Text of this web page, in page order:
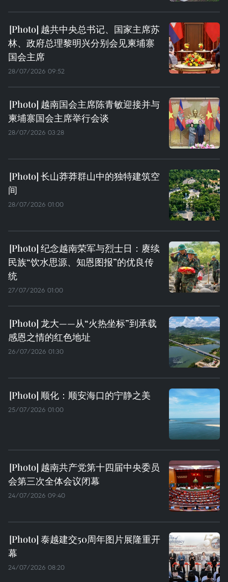
越共中央总书记、国家主席苏
林、政府总理黎明兴分别会见柬埔寨
国会主席
28/07/2026 09:52
越南国会主席陈青敏迎接并与
柬埔寨国会主席举行会谈
28/07/2026 03:28
长山莽莽群山中的独特建筑空
间
28/07/2026 01:00
纪念越南荣军与烈士日：赓续
民族“饮水思源、知恩图报”的优良传
统
27/07/2026 01:00
龙大——从“火热坐标”到承载
感恩之情的红色地址
26/07/2026 01:30
顺化：顺安海口的宁静之美
25/07/2026 01:00
越南共产党第十四届中央委员
会第三次全体会议闭幕
24/07/2026 09:40
泰越建交50周年图片展隆重开
幕
24/07/2026 08:20